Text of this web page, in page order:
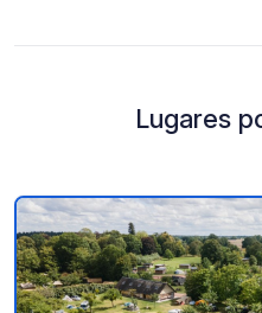
Lugares